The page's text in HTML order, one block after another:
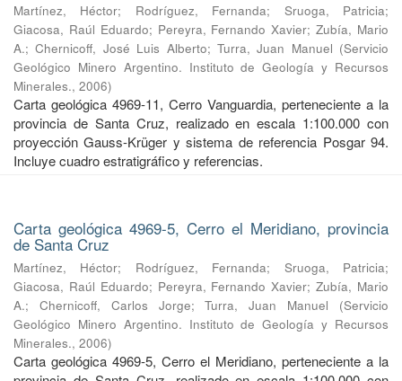
Martínez, Héctor; Rodríguez, Fernanda; Sruoga, Patricia;
Giacosa, Raúl Eduardo; Pereyra, Fernando Xavier;Zubía, Mario
A.;Chernicoff, José Luis Alberto; Turra, Juan Manuel (Servicio
Geológico Minero Argentino. Instituto de Geología y Recursos
Minerales., 2006)
Carta geológica 4969-11, Cerro Vanguardia, perteneciente a la
provincia de Santa Cruz, realizado en escala 1:100.000 con
proyección Gauss-Krüger y sistema de referencia Posgar 94.
Incluye cuadro estratigráfico y referencias.
Carta geológica 4969-5, Cerro el Meridiano, provincia
de Santa Cruz
Martínez, Héctor; Rodríguez, Fernanda; Sruoga, Patricia;
Giacosa, Raúl Eduardo; Pereyra, Fernando Xavier;Zubía, Mario
A.; Chernicoff, Carlos Jorge;Turra, Juan Manuel (Servicio
Geológico Minero Argentino. Instituto de Geología y Recursos
Minerales., 2006)
Carta geológica 4969-5, Cerro el Meridiano, perteneciente a la